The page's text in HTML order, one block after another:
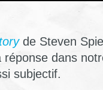
de Steven
réponse dans
subjectif.